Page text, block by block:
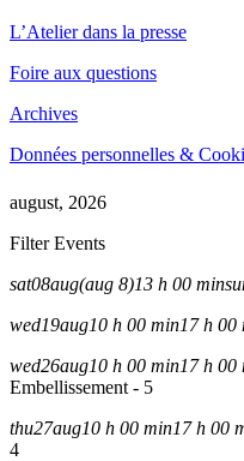
L’Atelier dans la presse
Foire aux questions
Archives
Données personnelles &
august, 2026
Filter Events
sat08aug(aug 8)13 h 00 min
wed19aug10 h 00 min17 h 00
wed26aug10 h 00 min17 h 00
Embellissement - 5
thu27aug10 h 00 min17 h 00
4